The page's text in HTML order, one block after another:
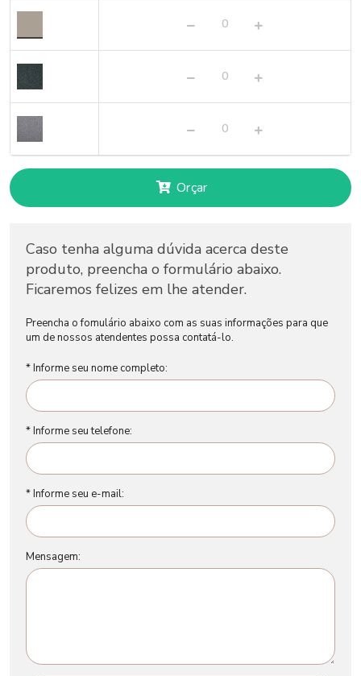
Orçar
Caso tenha alguma dúvida acerca deste
produto, preencha o formulário abaixo.
Ficaremos felizes em lhe atender.
Preencha o fomulário abaixo com as suas informações para que
um de nossos atendentes possa contatá-lo.
* Informe seu nome completo:
* Informe seu telefone:
* Informe seu e-mail:
Mensagem: